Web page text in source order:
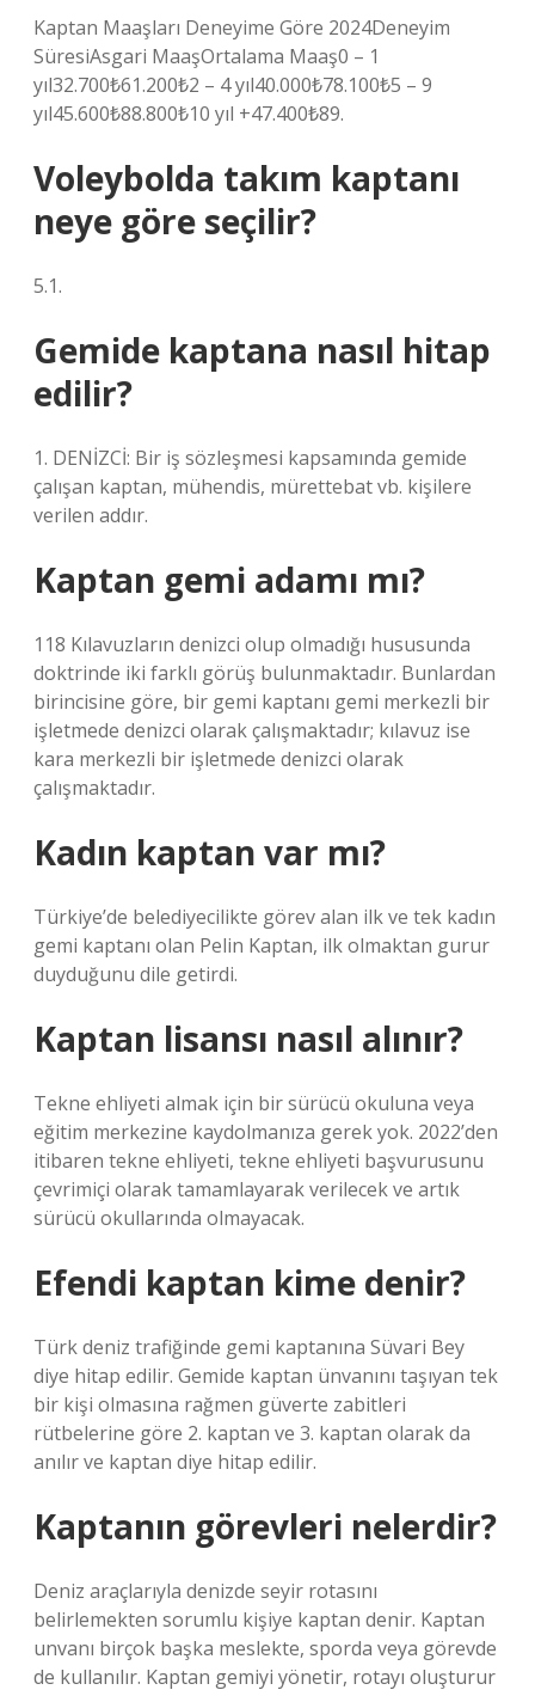
Kaptan Maaşları Deneyime Göre 2024Deneyim
SüresiAsgari MaaşOrtalama Maaş0 – 1
yıl32.700₺61.200₺2 – 4 yıl40.000₺78.100₺5 – 9
yıl45.600₺88.800₺10 yıl +47.400₺89.
Voleybolda takım kaptanı
neye göre seçilir?
5.1.
Gemide kaptana nasıl hitap
edilir?
1. DENİZCİ: Bir iş sözleşmesi kapsamında gemide
çalışan kaptan, mühendis, mürettebat vb. kişilere
verilen addır.
Kaptan gemi adamı mı?
118 Kılavuzların denizci olup olmadığı hususunda
doktrinde iki farklı görüş bulunmaktadır. Bunlardan
birincisine göre, bir gemi kaptanı gemi merkezli bir
işletmede denizci olarak çalışmaktadır; kılavuz ise
kara merkezli bir işletmede denizci olarak
çalışmaktadır.
Kadın kaptan var mı?
Türkiye’de belediyecilikte görev alan ilk ve tek kadın
gemi kaptanı olan Pelin Kaptan, ilk olmaktan gurur
duyduğunu dile getirdi.
Kaptan lisansı nasıl alınır?
Tekne ehliyeti almak için bir sürücü okuluna veya
eğitim merkezine kaydolmanıza gerek yok. 2022’den
itibaren tekne ehliyeti, tekne ehliyeti başvurusunu
çevrimiçi olarak tamamlayarak verilecek ve artık
sürücü okullarında olmayacak.
Efendi kaptan kime denir?
Türk deniz trafiğinde gemi kaptanına Süvari Bey
diye hitap edilir. Gemide kaptan ünvanını taşıyan tek
bir kişi olmasına rağmen güverte zabitleri
rütbelerine göre 2. kaptan ve 3. kaptan olarak da
anılır ve kaptan diye hitap edilir.
Kaptanın görevleri nelerdir?
Deniz araçlarıyla denizde seyir rotasını
belirlemekten sorumlu kişiye kaptan denir. Kaptan
unvanı birçok başka meslekte, sporda veya görevde
de kullanılır. Kaptan gemiyi yönetir, rotayı oluşturur